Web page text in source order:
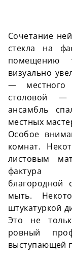
Сочетание
стекла на
помещению
визуально
— местного
столовой
ансамбль
местных
Особое
комнат.
листовым
благородной
мыть.
штукатуркой
Это не
ровный
выступающей